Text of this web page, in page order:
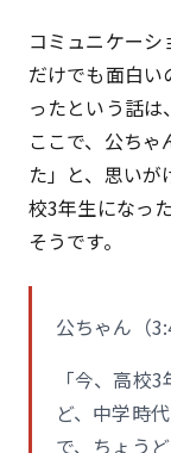
コミュニケーシ
だけでも面白
ったという話
ここで、公ち
た」と、思い
校3年生になっ
そうです。
公ちゃん（
「今、高校
ど、中学時
で、ちょう